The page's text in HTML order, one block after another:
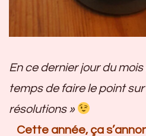
En ce dernier jour du
temps de faire le point
résolutions »
Cette année, ça